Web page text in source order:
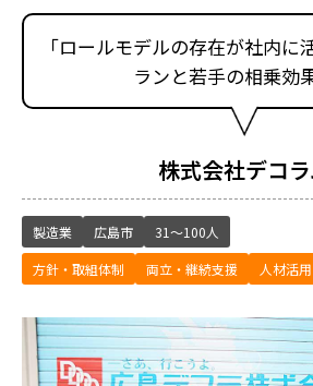
「ロールモデルの存在が社内に
ランと若手の相乗効
株式会社デコ
製造業 広島市
31～100人
方針・取組体制
両立・継続支援 人材活用